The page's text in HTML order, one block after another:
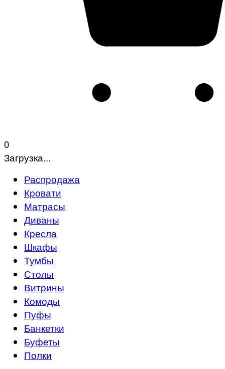
0
Загрузка...
Распродажа
Кровати
Матрасы
Диваны
Кресла
Шкафы
Тумбы
Столы
Витрины
Комоды
Пуфы
Банкетки
Буфеты
Полки